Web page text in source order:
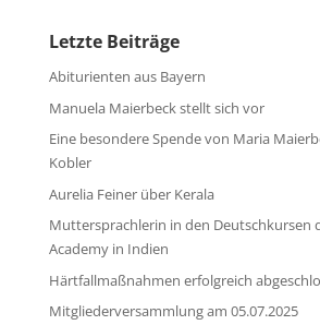
Letzte Beiträge
Abiturienten aus Bayern
Manuela Maierbeck stellt sich vor
Eine besondere Spende von Maria
Kobler
Aurelia Feiner über Kerala
Muttersprachlerin in den Deutschkursen
Academy in Indien
Härtfallmaßnahmen erfolgreich
Mitgliederversammlung am 05.07.2025